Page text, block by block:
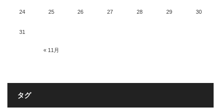
« 11月
24 25 26 27 28 29 30
31
タグ